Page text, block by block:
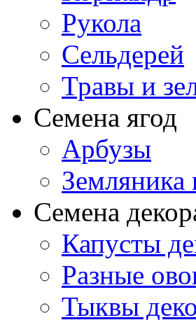
Рукола
Сельдерей
Травы и
Семена ягод
Арбузы
Земляника
Семена
Капусты
Разные
Тыквы